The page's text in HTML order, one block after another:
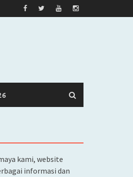
kami, website
informasi dan